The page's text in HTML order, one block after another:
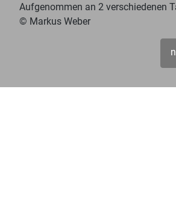
Aufgenommen an 2 verschiedenen
© Markus Weber